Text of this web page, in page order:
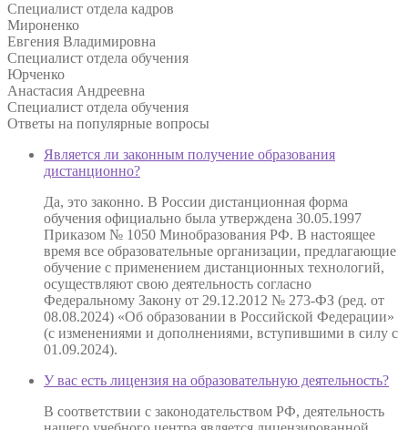
Специалист отдела кадров
Мироненко
Евгения Владимировна
Специалист отдела обучения
Юрченко
Анастасия Андреевна
Специалист отдела обучения
Ответы на популярные вопросы
Является ли законным получение образования
дистанционно?
Да, это законно. В России дистанционная форма
обучения официально была утверждена 30.05.1997
Приказом № 1050 Минобразования РФ. В настоящее
время все образовательные организации, предлагающие
обучение с применением дистанционных технологий,
осуществляют свою деятельность согласно
Федеральному Закону от 29.12.2012 № 273-ФЗ (ред. от
08.08.2024) «Об образовании в Российской Федерации»
(с изменениями и дополнениями, вступившими в силу с
01.09.2024).
У вас есть лицензия на образовательную деятельность?
В соответствии с законодательством РФ, деятельность